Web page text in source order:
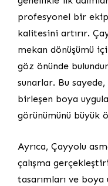
profesyonel bir ekip
kalitesini artırır.
mekan dönüşümü
göz önünde
sunarlar. Bu
birleşen boya
görünümünü büyük
Ayrıca, Çayyolu
çalışma
tasarımları ve boya